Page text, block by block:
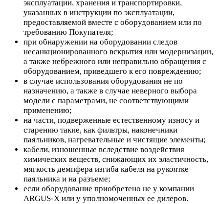
эксплуатации, хранения и транспортировки,
указанных в инструкции по эксплуатации,
предоставляемой вместе с оборудованием или по
требованию Покупателя;
при обнаружении на оборудовании следов
несанкционированного вскрытия или модернизации,
а также небрежного или неправильно обращения с
оборудованием, приведшего к его повреждению;
в случае использования оборудования не по
назначению, а также в случае неверного выбора
модели с параметрами, не соответствующими
применению;
на части, подверженные естественному износу и
старению такие, как фильтры, наконечники
паяльников, нагревательные и чистящие элементы;
кабели, изношенные вследствие воздействия
химических веществ, снижающих их эластичность,
мягкость демпфера изгиба кабеля на рукоятке
паяльника и на разъеме;
если оборудование приобретено не у компании
ARGUS-X или у уполномоченных ее дилеров.